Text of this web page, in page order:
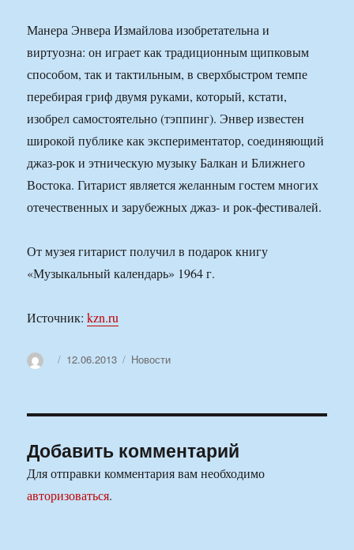
Манера Энвера Измайлова изобретательна и
виртуозна: он играет как традиционным щипковым
способом, так и тактильным, в сверхбыстром темпе
перебирая гриф двумя руками, который, кстати,
изобрел самостоятельно (тэппинг). Энвер известен
широкой публике как экспериментатор, соединяющий
джаз-рок и этническую музыку Балкан и Ближнего
Востока. Гитарист является желанным гостем многих
отечественных и зарубежных джаз- и рок-фестивалей.
От музея гитарист получил в подарок книгу
«Музыкальный календарь» 1964 г.
Источник:kzn.ru
АвторОпубликовано
12.06.2013 Рубрики
Новости
Добавить комментарий
Для отправки комментария вам необходимо
авторизоваться.